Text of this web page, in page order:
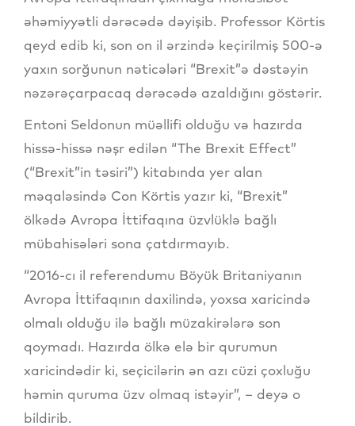
əhəmiyyətli dərəcədə dəyişib. Professor Körtis
qeyd edib ki, son on il ərzində keçirilmiş 500-ə
yaxın sorğunun nəticələri “Brexit”ə dəstəyin
nəzərəçarpacaq dərəcədə azaldığını göstərir.
Entoni Seldonun müəllifi olduğu və hazırda
hissə-hissə nəşr edilən “The Brexit Effect”
(“Brexit”in təsiri”) kitabında yer alan
məqaləsində Con Körtis yazır ki, “Brexit”
ölkədə Avropa İttifaqına üzvlüklə bağlı
mübahisələri sona çatdırmayıb.
“2016-cı il referendumu Böyük Britaniyanın
Avropa İttifaqının daxilində, yoxsa xaricində
olmalı olduğu ilə bağlı müzakirələrə son
qoymadı. Hazırda ölkə elə bir qurumun
xaricindədir ki, seçicilərin ən azı cüzi çoxluğu
həmin quruma üzv olmaq istəyir”, – deyə o
bildirib.